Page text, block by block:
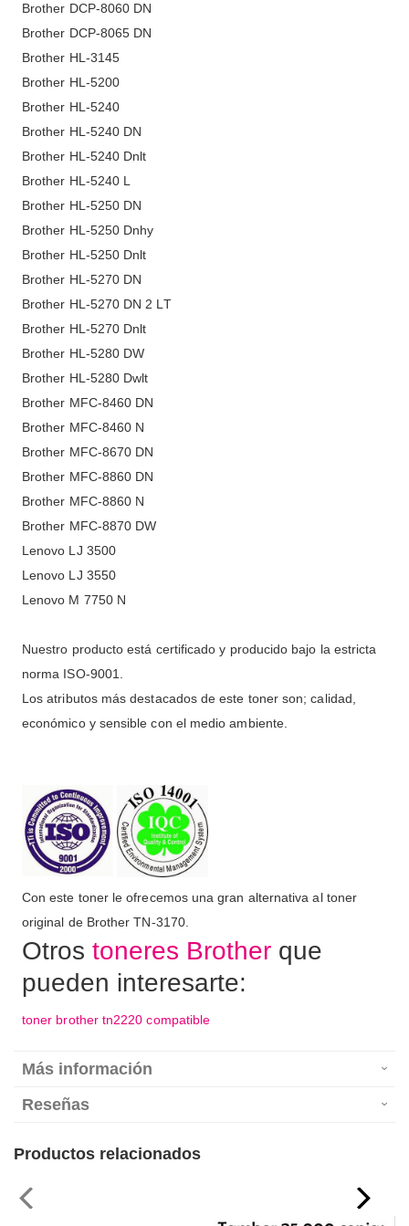
Brother DCP-8060 DN
Brother DCP-8065 DN
Brother HL-3145
Brother HL-5200
Brother HL-5240
Brother HL-5240 DN
Brother HL-5240 Dnlt
Brother HL-5240 L
Brother HL-5250 DN
Brother HL-5250 Dnhy
Brother HL-5250 Dnlt
Brother HL-5270 DN
Brother HL-5270 DN 2 LT
Brother HL-5270 Dnlt
Brother HL-5280 DW
Brother HL-5280 Dwlt
Brother MFC-8460 DN
Brother MFC-8460 N
Brother MFC-8670 DN
Brother MFC-8860 DN
Brother MFC-8860 N
Brother MFC-8870 DW
Lenovo LJ 3500
Lenovo LJ 3550
Lenovo M 7750 N
Nuestro producto está certificado y producido bajo la estricta
norma ISO-9001.
Los atributos más destacados de este toner son; calidad,
económico y sensible con el medio ambiente.
Con este toner le ofrecemos una gran alternativa al toner
original de Brother TN-3170.
Otros toneres Brother que
pueden interesarte:
toner brother tn2220 compatible
Más información
Reseñas
Productos relacionados